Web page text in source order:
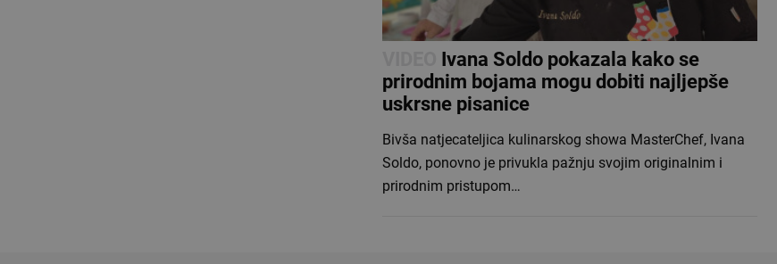
Ivana Soldo pokazala kako se
prirodnim bojama mogu dobiti najljepše
uskrsne pisanice
Bivša natjecateljica kulinarskog showa MasterChef, Ivana
Soldo, ponovno je privukla pažnju svojim originalnim i
prirodnim pristupom…